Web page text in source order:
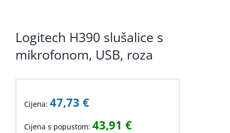
Logitech H390 slušalice s
mikrofonom, USB, roza
Cijena: 47,73 €
Cijena s popustom: 43,91 €